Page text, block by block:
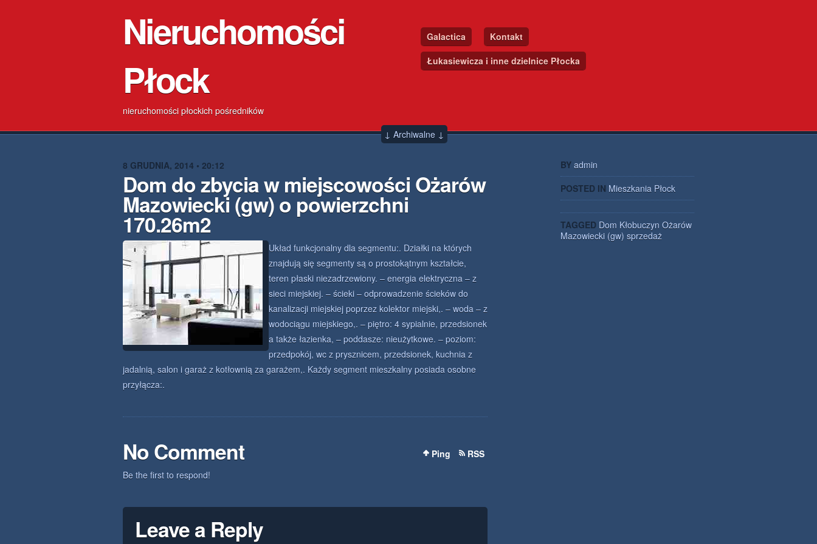
Nieruchomości
Płock
nieruchomości płockich pośredników
Galactica
Kontakt
Łukasiewicza i inne dzielnice Płocka
↓ Archiwalne ↓
8 GRUDNIA, 2014 • 20:12
Dom do zbycia w miejscowości Ożarów
Mazowiecki (gw) o powierzchni
170.26m2
Układ funkcjonalny dla segmentu:. Działki na których
znajdują się segmenty są o prostokątnym kształcie,
teren płaski niezadrzewiony. – energia elektryczna – z
sieci miejskiej. – ścieki – odprowadzenie ścieków do
kanalizacji miejskiej poprzez kolektor miejski,. – woda – z
wodociągu miejskiego,. – piętro: 4 sypialnie, przedsionek
a także łazienka, – poddasze: nieużytkowe. – poziom:
przedpokój, wc z prysznicem, przedsionek, kuchnia z
jadalnią, salon i garaż z kotłownią za garażem,. Każdy segment mieszkalny posiada osobne
przyłącza:.
No Comment Ping
RSS
Be the first to respond!
Leave a Reply
BY admin
POSTED IN Mieszkania Płock
TAGGED Dom Kłobuczyn Ożarów
Mazowiecki (gw) sprzedaż